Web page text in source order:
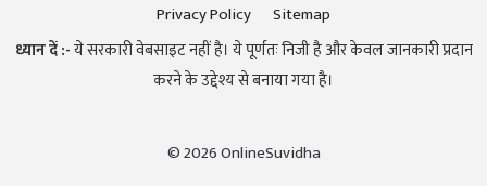
Privacy Policy
Sitemap
ध्यान दें :-ये सरकारी वेबसाइट नहीं है। ये पूर्णतः निजी है और केवल जानकारी प्रदान
करने के उद्देश्य से बनाया गया है।
© 2026 OnlineSuvidha